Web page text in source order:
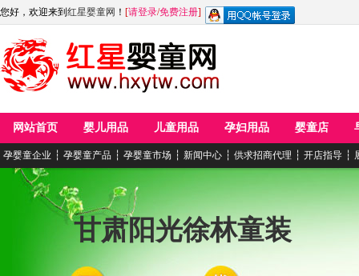
您好，欢迎来到 红星婴童网 ！ [请登录/免费注册]
网站首页 婴儿用品 儿童用品 孕妇用品 婴童店
孕婴童企业 ┆ 孕婴童产品 ┆ 孕婴童市场 ┆ 新闻中心 ┆ 供求招商代理 ┆ 开店指导 ┆
甘肃阳光徐林童装